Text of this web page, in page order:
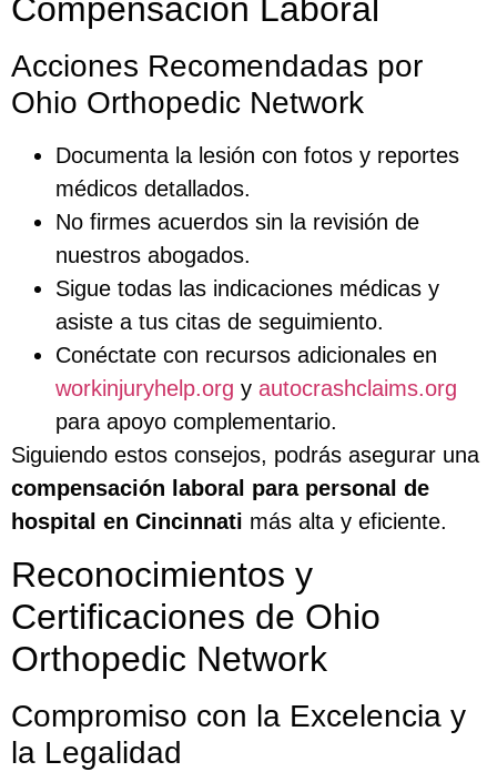
Compensación Laboral
Acciones Recomendadas por
Ohio Orthopedic Network
Documenta la lesión con fotos y reportes
médicos detallados.
No firmes acuerdos sin la revisión de
nuestros abogados.
Sigue todas las indicaciones médicas y
asiste a tus citas de seguimiento.
Conéctate con recursos adicionales en
workinjuryhelp.org y autocrashclaims.org
para apoyo complementario.
Siguiendo estos consejos, podrás asegurar una
compensación laboral para personal de
hospital en Cincinnati más alta y eficiente.
Reconocimientos y
Certificaciones de Ohio
Orthopedic Network
Compromiso con la Excelencia y
la Legalidad